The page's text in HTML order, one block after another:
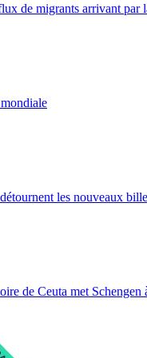
de migrants arrivant par
les nouveaux
de Ceuta met Schengen